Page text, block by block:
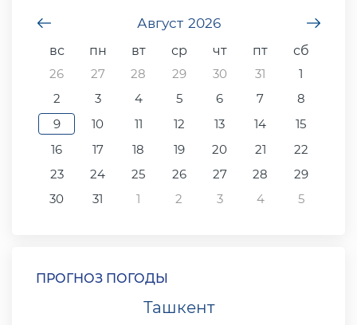
Август 2026
вс
пн вт ср чт пт
сб
26
27 28 29 30 31
1
2
3 4 5 6 7
8
9
10 11 12 13 14
15
16
17 18 19 20 21
22
23
24 25 26 27 28
29
30
31 1 2 3 4 5
ПРОГНОЗ ПОГОДЫ
Ташкент